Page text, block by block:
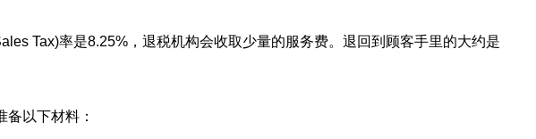
Tax)率是8.25%，退税机构会收取少量的服务费。退回到顾客手里的大约是
备以下材料：